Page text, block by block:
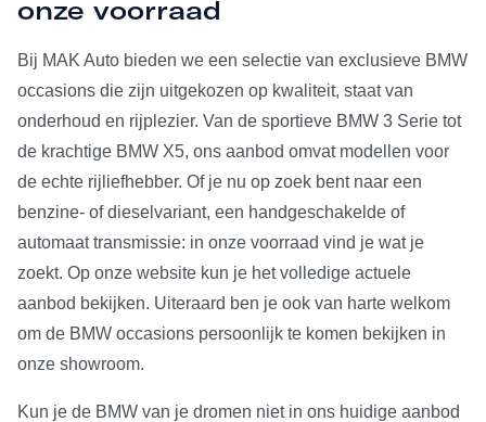
onze voorraad
Bij MAK Auto bieden we een selectie van exclusieve BMW
occasions die zijn uitgekozen op kwaliteit, staat van
onderhoud en rijplezier. Van de sportieve BMW 3 Serie tot
de krachtige BMW X5, ons aanbod omvat modellen voor
de echte rijliefhebber. Of je nu op zoek bent naar een
benzine- of dieselvariant, een handgeschakelde of
automaat transmissie: in onze voorraad vind je wat je
zoekt. Op onze website kun je het volledige actuele
aanbod bekijken. Uiteraard ben je ook van harte welkom
om de BMW occasions persoonlijk te komen bekijken in
onze showroom.
Kun je de BMW van je dromen niet in ons huidige aanbod